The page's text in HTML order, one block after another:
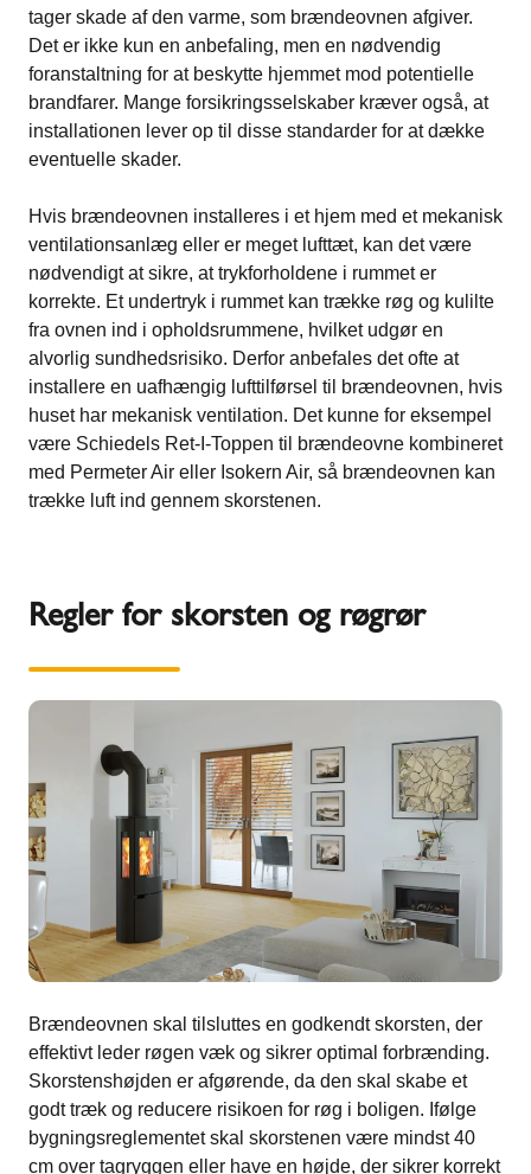
tager skade af den varme, som brændeovnen afgiver.
Det er ikke kun en anbefaling, men en nødvendig
foranstaltning for at beskytte hjemmet mod potentielle
brandfarer. Mange forsikringsselskaber kræver også, at
installationen lever op til disse standarder for at dække
eventuelle skader.
Hvis brændeovnen installeres i et hjem med et mekanisk
ventilationsanlæg eller er meget lufttæt, kan det være
nødvendigt at sikre, at trykforholdene i rummet er
korrekte. Et undertryk i rummet kan trække røg og kulilte
fra ovnen ind i opholdsrummene, hvilket udgør en
alvorlig sundhedsrisiko. Derfor anbefales det ofte at
installere en uafhængig lufttilførsel til brændeovnen, hvis
huset har mekanisk ventilation. Det kunne for eksempel
være Schiedels Ret-I-Toppen til brændeovne kombineret
med Permeter Air eller Isokern Air, så brændeovnen kan
trække luft ind gennem skorstenen.
Regler for skorsten og røgrør
Brændeovnen skal tilsluttes en godkendt skorsten, der
effektivt leder røgen væk og sikrer optimal forbrænding.
Skorstenshøjden er afgørende, da den skal skabe et
godt træk og reducere risikoen for røg i boligen. Ifølge
bygningsreglementet skal skorstenen være mindst 40
cm over tagryggen eller have en højde, der sikrer korrekt